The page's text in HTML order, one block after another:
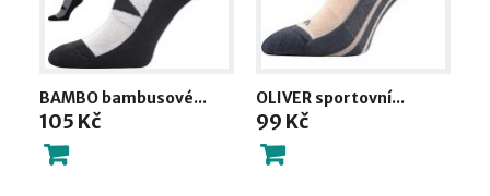
BAMBO bambusové...
105 Kč
OLIVER sportovní...
99 Kč